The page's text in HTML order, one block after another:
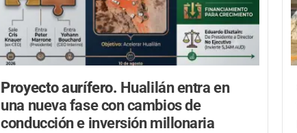
Proyecto aurífero. Hualilán entra en
una nueva fase con cambios de
conducción e inversión millonaria